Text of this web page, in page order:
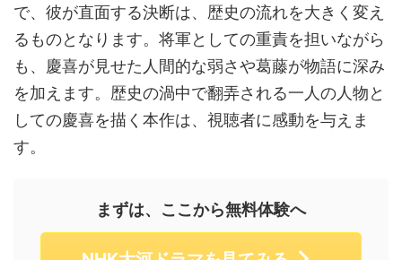
で、彼が直面する決断は、歴史の流れを大きく変え
るものとなります。将軍としての重責を担いながら
も、慶喜が見せた人間的な弱さや葛藤が物語に深み
を加えます。歴史の渦中で翻弄される一人の人物と
しての慶喜を描く本作は、視聴者に感動を与えま
す。
まずは、ここから無料体験へ